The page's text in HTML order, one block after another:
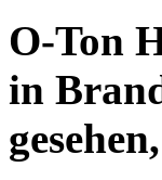
O-Ton
in